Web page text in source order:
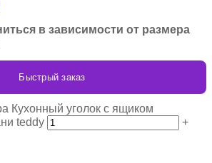
в зависимости от размера
Быстрый заказ
Кухонный уголок с ящиком
teddy
+